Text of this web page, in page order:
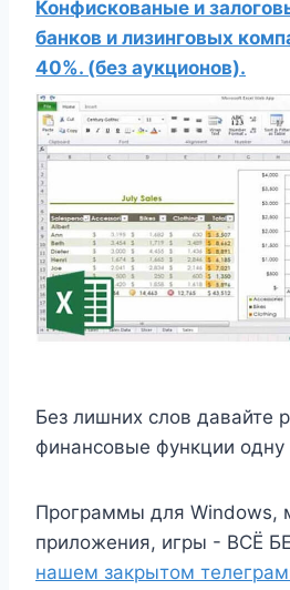
Конфискованые и
банков и лизинговых
40%. (без аукционов).
Без лишних слов давайте
финансовые функции одну
Программы для Windows,
приложения, игры - ВСЁ
нашем закрытом